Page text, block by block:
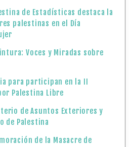
de Estadísticas destaca la
palestinas en el Día
Voces y Miradas sobre
para participan en la II
Palestina Libre
de Asuntos Exteriores y
de Palestina
de la Masacre de